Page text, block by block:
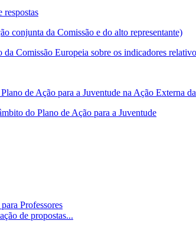
respostas
conjunta da Comissão e do alto representante)
Comissão Europeia sobre os indicadores
de Ação para a Juventude na Ação Externa
do Plano de Ação para a Juventude
Professores
de propostas...